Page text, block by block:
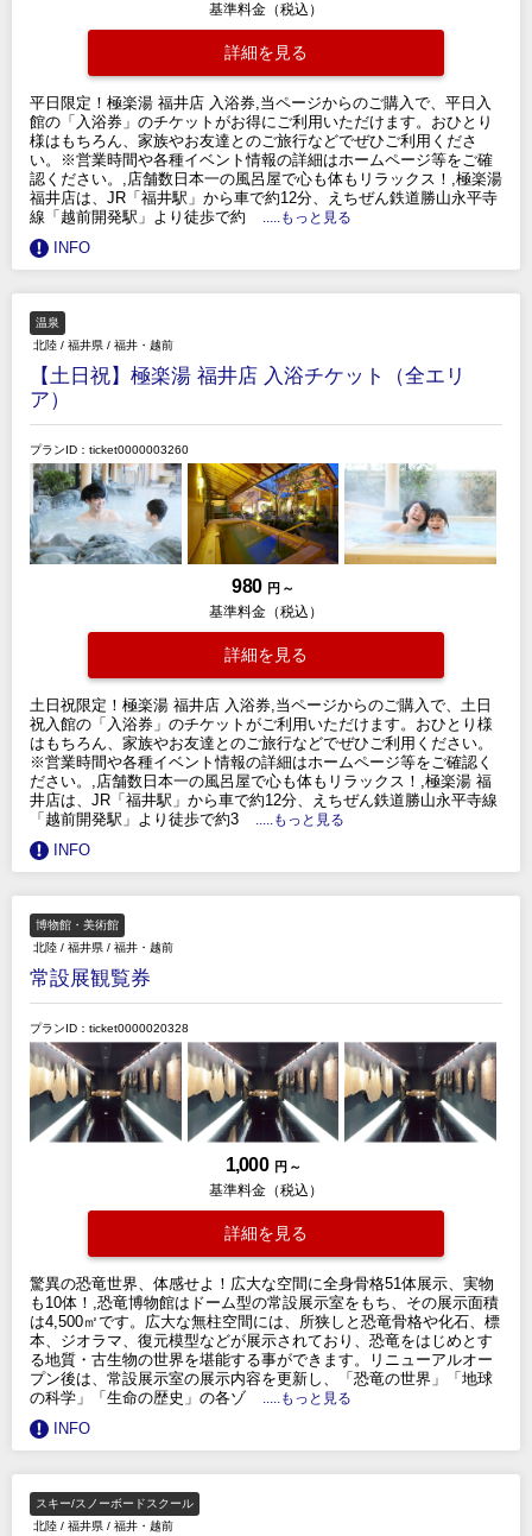
基準料金（税込）
詳細を見る
平日限定！極楽湯 福井店 入浴券,当ページからのご購入で、平日入
館の「入浴券」のチケットがお得にご利用いただけます。おひとり
様はもちろん、家族やお友達とのご旅行などでぜひご利用くださ
い。※営業時間や各種イベント情報の詳細はホームページ等をご確
認ください。,店舗数日本一の風呂屋で心も体もリラックス！,極楽湯
福井店は、JR「福井駅」から車で約12分、えちぜん鉄道勝山永平寺
線「越前開発駅」より徒歩で約
.....もっと見る
INFO
温泉
北陸 / 福井県 / 福井・越前
【土日祝】極楽湯 福井店 入浴チケット（全エリ
ア）
プランID：ticket0000003260
980 円 ～
基準料金（税込）
詳細を見る
土日祝限定！極楽湯 福井店 入浴券,当ページからのご購入で、土日
祝入館の「入浴券」のチケットがご利用いただけます。おひとり様
はもちろん、家族やお友達とのご旅行などでぜひご利用ください。
※営業時間や各種イベント情報の詳細はホームページ等をご確認く
ださい。,店舗数日本一の風呂屋で心も体もリラックス！,極楽湯 福
井店は、JR「福井駅」から車で約12分、えちぜん鉄道勝山永平寺線
「越前開発駅」より徒歩で約3
.....もっと見る
INFO
博物館・美術館
北陸 / 福井県 / 福井・越前
常設展観覧券
プランID：ticket0000020328
1,000 円 ～
基準料金（税込）
詳細を見る
驚異の恐竜世界、体感せよ！広大な空間に全身骨格51体展示、実物
も10体！,恐竜博物館はドーム型の常設展示室をもち、その展示面積
は4,500㎡です。広大な無柱空間には、所狭しと恐竜骨格や化石、標
本、ジオラマ、復元模型などが展示されており、恐竜をはじめとす
る地質・古生物の世界を堪能する事ができます。リニューアルオー
プン後は、常設展示室の展示内容を更新し、「恐竜の世界」「地球
の科学」「生命の歴史」の各ゾ
.....もっと見る
INFO
スキー/スノーボードスクール
北陸 / 福井県 / 福井・越前